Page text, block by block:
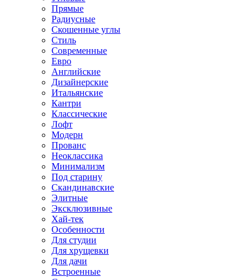
Прямые
Радиусные
Скошенные углы
Стиль
Современные
Евро
Английские
Дизайнерские
Итальянские
Кантри
Классические
Лофт
Модерн
Прованс
Неоклассика
Минимализм
Под старину
Скандинавские
Элитные
Эксклюзивные
Хай-тек
Особенности
Для студии
Для хрущевки
Для дачи
Встроенные